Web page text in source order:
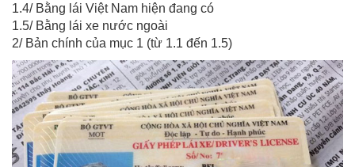
1.4/ Bằng lái Việt Nam hiện đang có
1.5/ Bằng lái xe nước ngoài
2/ Bản chính của mục 1 (từ 1.1 đến 1.5)